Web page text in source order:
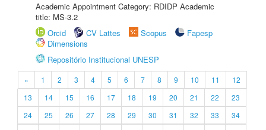
Academic Appointment Category: RDIDP Academic
title: MS-3.2
Orcid
CV Lattes Scopus
Fapesp
Dimensions
Repositório Institucional UNESP
« 1 2 3 4 5 6 7 8 9 10 11
12
13
14 15 16 17 18 19 20 21 22
23
24
25 26 27 28 29 30 31 32 33
34